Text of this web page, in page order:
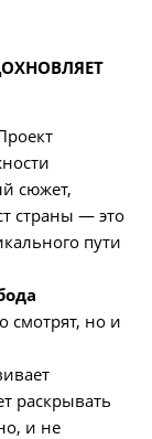
сюжет,
страны — это
пути
смотрят, но и
раскрывать
и не